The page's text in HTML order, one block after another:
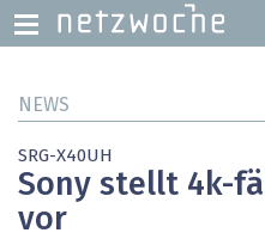
zumNEWS
SRG-X40UH
Sony stellt 4k-
vor